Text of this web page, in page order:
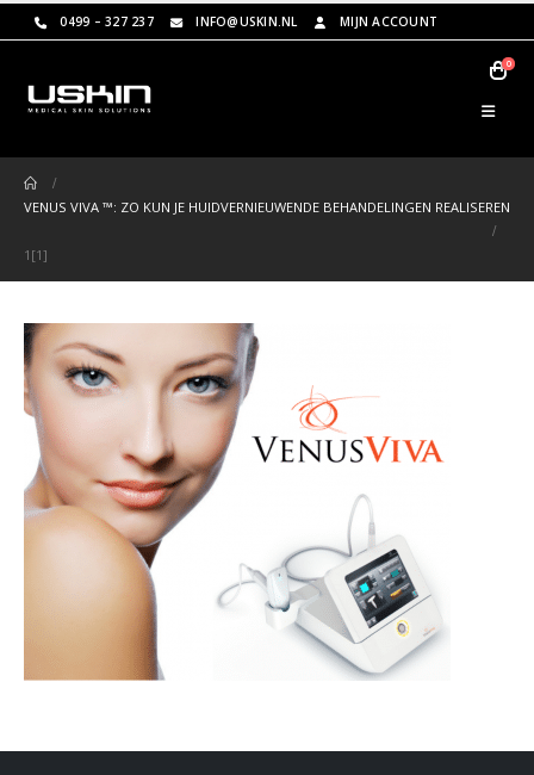
0499 – 327 237 INFO@USKIN.NL MIJN ACCOUNT
0
VENUS VIVA ™: ZO KUN JE HUIDVERNIEUWENDE BEHANDELINGEN REALISEREN
1[1]